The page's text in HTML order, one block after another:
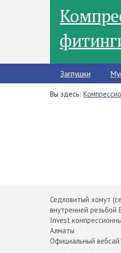
Заглушки
Вы здесь:
Седловитый хомут
внутренней резьбой
Invest
Алматы
Официальный